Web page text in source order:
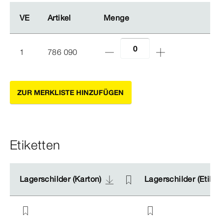
VE Artikel Menge
VE Artikel Menge
1 786 090
ZUR MERKLISTE HINZUFÜGEN
Etiketten
Lagerschilder (Karton) Lagerschilder
Lagerschilder (Karton) Lagerschilder